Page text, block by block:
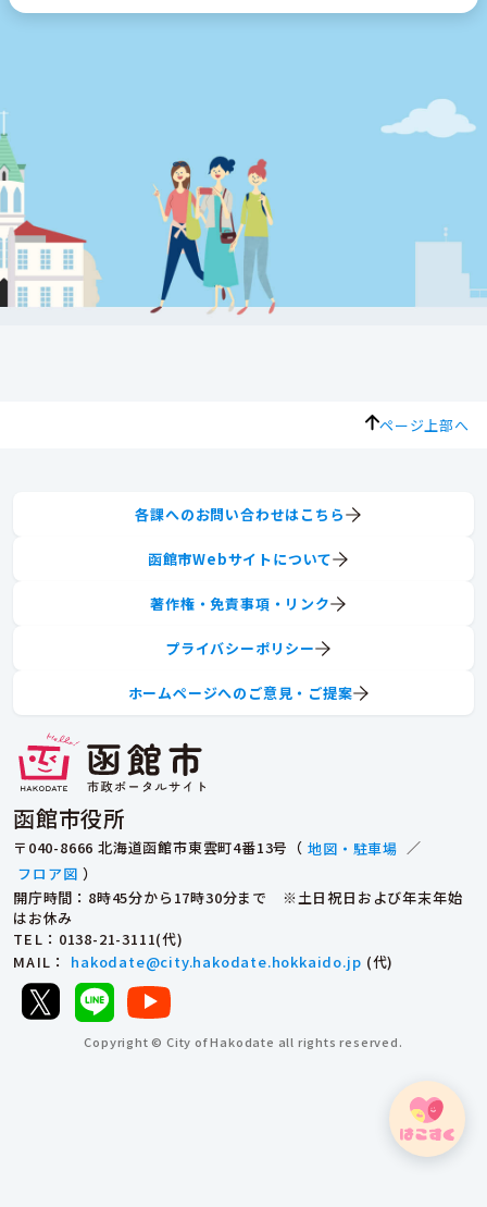
ページ上部へ
函館市役所
〒040-8666 北海道函館市東雲町4番13号（ 地図・駐車場 ／
フロア図 ）
開庁時間：8時45分から17時30分まで ※土日祝日および年末年始
はお休み
TEL ：0138-21-3111(代)
MAIL ： hakodate@city.hakodate.hokkaido.jp (代)
各課へのお問い合わせはこちら
函館市Webサイトについて
著作権・免責事項・リンク
プライバシーポリシー
ホームページへのご意見・ご提案
Copyright © City of Hakodate all rights reserved.